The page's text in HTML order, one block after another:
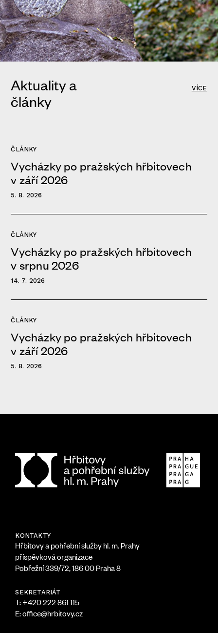
Aktuality a
články
VÍCE
ČLÁNKY
Vycházky po pražských hřbitovech
v září 2026
5. 8. 2026
ČLÁNKY
Vycházky po pražských hřbitovech
v srpnu 2026
14. 7. 2026
ČLÁNKY
Vycházky po pražských hřbitovech
v září 2026
5. 8. 2026
KONTAKTY
Hřbitovy a pohřební služby hl. m. Prahy
příspěvková organizace
Pobřežní 339/72, 186 00 Praha 8
SEKRETARIÁT
T: +420 222 861 115
E: office@hrbitovy.cz